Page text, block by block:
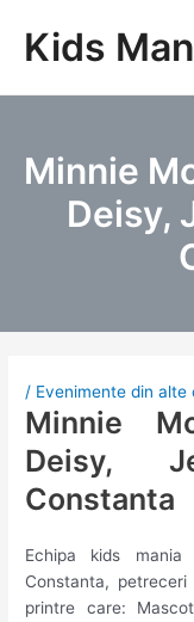
contentKids
Minnie
Deisy,
/ Evenimente din alte
Minnie
Deisy,
Constanta
Echipa kids
Constanta,
printre care: